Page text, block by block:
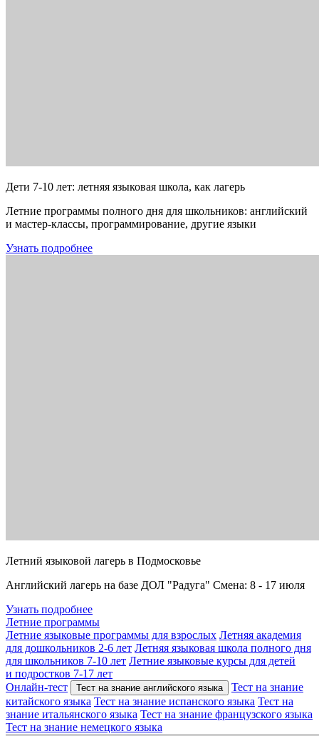
Дети 7-10 лет: летняя языковая школа, как лагерь
Летние программы полного дня для школьников: английский
и мастер-классы, программирование, другие языки
Узнать подробнее
Летний языковой лагерь в Подмосковье
Английский лагерь на базе ДОЛ "Радуга" Смена: 8 - 17 июля
Узнать подробнее
Летние программы
Летние языковые программы для взрослых Летняя академия
для дошкольников 2-6 лет Летняя языковая школа полного дня
для школьников 7-10 лет Летние языковые курсы для детей
и подростков 7-17 лет
Онлайн-тест
Тест на знание английского языка
Тест на знание
китайского языка Тест на знание испанского языка Тест на
знание итальянского языка Тест на знание французского языка
Тест на знание немецкого языка